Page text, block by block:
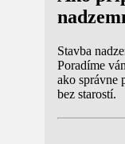
Stavba
Poradíme
ako správne
bez starostí.